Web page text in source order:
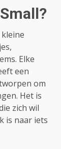
Elke
een
om
Het is
zich wil
is naar iets